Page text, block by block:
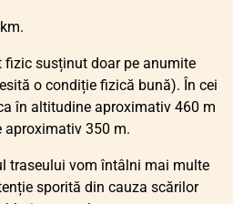
fizic susținut doar pe anumite
o condiție fizică bună). În cei
în altitudine aproximativ 460 m
350 m.
traseului vom întâlni mai multe
sporită din cauza scărilor